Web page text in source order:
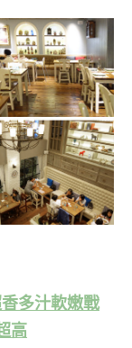
多汁軟嫩戰
高